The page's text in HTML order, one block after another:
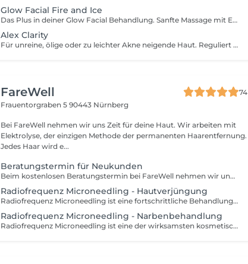
Glow Facial Fire and Ice
Das Plus in deiner Glow Facial Behandlung. Sanfte Massage mit Eiskugeln für sofortige Frische, mehr Glow und sichtbar geglättete Haut.
Alex Clarity
Für unreine, ölige oder zu leichter Akne neigende Haut. Reguliert die Talgproduktion, verfeinert Poren und sorgt für ein klares, mattiertes Hautbild. Arbeitsschritte: Abreinigen · Peeling · Ausreinigen · Maske · Lymphatische Massage · Abschlusspflege Add-on (optional, gegen Aufpreis): Herbs2Peel, das Kräuterpeeling mit Soforteffekt. Proteine, Enzyme, Vitamine, arbeitet intensiver gegen Unreinheiten und aktiviert die Haut für ein noch klareres, strahlenderes Ergebnis.
FareWell
74
Frauentorgraben 590443 Nürnberg
Bei FareWell nehmen wir uns Zeit für deine Haut. Wir arbeiten mit
Elektrolyse, der einzigen Methode der permanenten Haarentfernung.
Jedes Haar wird e...
Beratungstermin für Neukunden
Beim kostenlosen Beratungstermin bei FareWell nehmen wir uns Zeit um Ihre Wünsche und Ziele ganz genau zu verstehen. Gemeinsam schauen wir welche Behandlung am besten zu Ihrer Haut, Ihrem Haar und Ihrem gewünschten Ergebnis passt. Wir erklären Ihnen transparent die Unterschiede zwischen permanenter Haarentfernung durch Elektrolyse und dauerhaften Methoden wie Laser und klären alle offenen Fragen. Auch für Microneedling, Kavitation, Refit und weitere Anwendungen beraten wir Sie umfassend und ehrlich. Unser Ziel ist es dass Sie sich gut informiert, sicher und wohl fühlen bevor Sie Ihre erste Behandlung beginnen. Dieser Termin dient ausschließlich dazu Ihnen Orientierung zu geben ohne jeglichen Druck. Während des Beratungsgesprächs besprechen wir gemeinsam mögliche Kontraindikationen und prüfen ob die gewünschte Behandlung für Sie sicher und geeignet ist. Dafür erstellen wir eine kurze Anamnese um Ihren Gesundheitszustand, Ihre Hautreaktionen und eventuelle Vorerkrankungen zu berücksichtigen. Sollte eine Behandlung nicht empfohlen sein zeigen wir Ihnen passende Alternativen auf damit wir immer eine sichere und individuell abgestimmte Lösung für Sie finden.
Radiofrequenz Microneedling - Hautverjüngung
Radiofrequenz Microneedling ist eine fortschrittliche Behandlung zur sichtbaren Hautverjüngung. Diese Methode kombiniert feinste Mikronadeln mit sanfter Radiofrequenzenergie. Durch diese Kombination wird die Haut gezielt in der Tiefe erwärmt und stimuliert. Dadurch fördern wir die natürliche Produktion von Kollagen und Elastin und unterstützen die Haut dabei, sich von innen heraus zu regenerieren. Das Ergebnis ist eine glatte, straffe und frische Hautstruktur. Die Behandlung eignet sich besonders für Frauen, die: - feine Linien reduzieren möchten - ein ebenmäßigeres Hautbild wünschen - müde oder erschlaffte Haut wieder straffen möchten - Narben oder Poren sichtbar verfeinern wollen Radiofrequenz Microneedling ist sanft und zugleich hochwirksam. Schon nach einer Sitzung wirkt die Haut deutlich glatter und jugendlicher, ohne Ausfallzeiten und ohne operative Eingriffe. Bei FareWell legen wir viel Wert auf ein angenehmes Behandlungserlebnis und passen jede Sitzung individuell an die Bedürfnisse der Haut an.
Radiofrequenz Microneedling - Narbenbehandlung
Radiofrequenz Microneedling ist eine der wirksamsten kosmetischen Methoden, um das Hautbild bei Narben sichtbar zu verbessern. Feinste Mikronadeln bringen die Radiofrequenzenergie gezielt in die Tiefe, genau dorthin, wo das Narbengewebe sitzt. Der Reiz regt die Haut an, neues Kollagen zu bilden und das verhärtete Gewebe nach und nach umzubauen. Die Narbe wird dadurch flacher, weicher und gleicht sich in Struktur und Farbe der umliegenden Haut an. Geeignet für Aknenarben, Narben nach Operationen oder Verletzungen und für Dehnungsstreifen. Wie viele Sitzungen sinnvoll sind, hängt von Alter, Tiefe und Art der Narbe ab. In der Regel arbeiten wir mit mehreren Sitzungen im Abstand von vier bis sechs Wochen. Frische, gerötete oder entzündete Narben behandeln wir nicht, hier warten wir mindestens sechs Monate ab. Auf Wunsch tragen wir vor der Sitzung eine Betäubungscreme auf, damit die Behandlung angenehm für dich bleibt. Danach ist die Haut ein bis zwei Tage gerötet und fühlt sich an wie ein leichter Sonnenbrand. Verzichte 48 Stunden auf Sport, Sauna und Make up und schütze die Stelle konsequent vor Sonne. Am besten starten wir mit unserer kostenlosen Beratung. Dort schauen wir uns die Narbe gemeinsam an und planen den Ablauf.